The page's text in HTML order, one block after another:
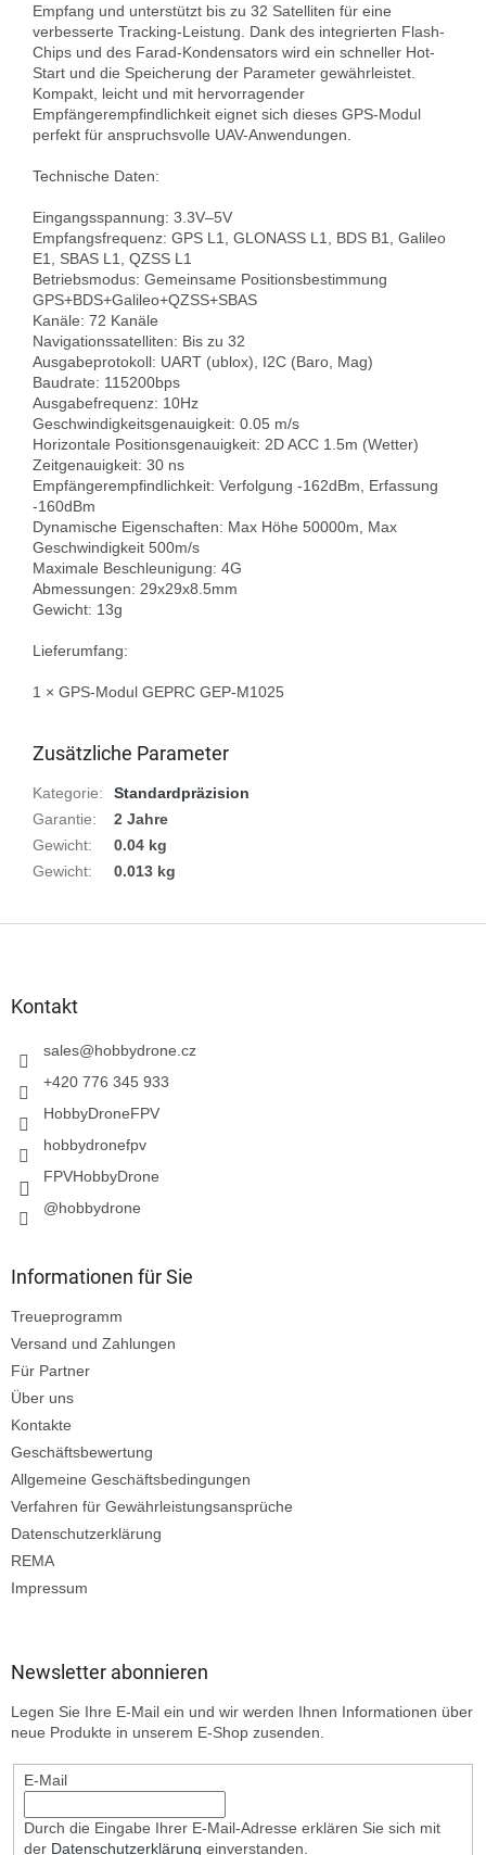
Empfang und unterstützt bis zu 32 Satelliten für eine
verbesserte Tracking-Leistung. Dank des integrierten Flash-
Chips und des Farad-Kondensators wird ein schneller Hot-
Start und die Speicherung der Parameter gewährleistet.
Kompakt, leicht und mit hervorragender
Empfängerempfindlichkeit eignet sich dieses GPS-Modul
perfekt für anspruchsvolle UAV-Anwendungen.
Technische Daten:
Eingangsspannung: 3.3V–5V
Empfangsfrequenz: GPS L1, GLONASS L1, BDS B1, Galileo
E1, SBAS L1, QZSS L1
Betriebsmodus: Gemeinsame Positionsbestimmung
GPS+BDS+Galileo+QZSS+SBAS
Kanäle: 72 Kanäle
Navigationssatelliten: Bis zu 32
Ausgabeprotokoll: UART (ublox), I2C (Baro, Mag)
Baudrate: 115200bps
Ausgabefrequenz: 10Hz
Geschwindigkeitsgenauigkeit: 0.05 m/s
Horizontale Positionsgenauigkeit: 2D ACC 1.5m (Wetter)
Zeitgenauigkeit: 30 ns
Empfängerempfindlichkeit: Verfolgung -162dBm, Erfassung
-160dBm
Dynamische Eigenschaften: Max Höhe 50000m, Max
Geschwindigkeit 500m/s
Maximale Beschleunigung: 4G
Abmessungen: 29x29x8.5mm
Gewicht: 13g
Lieferumfang:
1 × GPS-Modul GEPRC GEP-M1025
Zusätzliche Parameter
Kategorie:
Standardpräzision
Garantie:
2 Jahre
Gewicht:
0.04 kg
Gewicht: 0.013 kg
Kontakt
sales@hobbydrone.cz
+420 776 345 933
HobbyDroneFPV
hobbydronefpv
FPVHobbyDrone
@hobbydrone
Informationen für Sie
Treueprogramm
Versand und Zahlungen
Für Partner
Über uns
Kontakte
Geschäftsbewertung
Allgemeine Geschäftsbedingungen
Verfahren für Gewährleistungsansprüche
Datenschutzerklärung
REMA
Impressum
Newsletter abonnieren
Legen Sie Ihre E-Mail ein und wir werden Ihnen Informationen über
neue Produkte in unserem E-Shop zusenden.
E-Mail
Durch die Eingabe Ihrer E-Mail-Adresse erklären Sie sich mit
der Datenschutzerklärung einverstanden.